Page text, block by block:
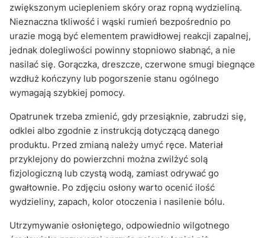
zwiększonym uciepleniem skóry oraz ropną wydzieliną.
Nieznaczna tkliwość i wąski rumień bezpośrednio po
urazie mogą być elementem prawidłowej reakcji zapalnej,
jednak dolegliwości powinny stopniowo słabnąć, a nie
nasilać się. Gorączka, dreszcze, czerwone smugi biegnące
wzdłuż kończyny lub pogorszenie stanu ogólnego
wymagają szybkiej pomocy.
Opatrunek trzeba zmienić, gdy przesiąknie, zabrudzi się,
odklei albo zgodnie z instrukcją dotyczącą danego
produktu. Przed zmianą należy umyć ręce. Materiał
przyklejony do powierzchni można zwilżyć solą
fizjologiczną lub czystą wodą, zamiast odrywać go
gwałtownie. Po zdjęciu osłony warto ocenić ilość
wydzieliny, zapach, kolor otoczenia i nasilenie bólu.
Utrzymywanie osłoniętego, odpowiednio wilgotnego